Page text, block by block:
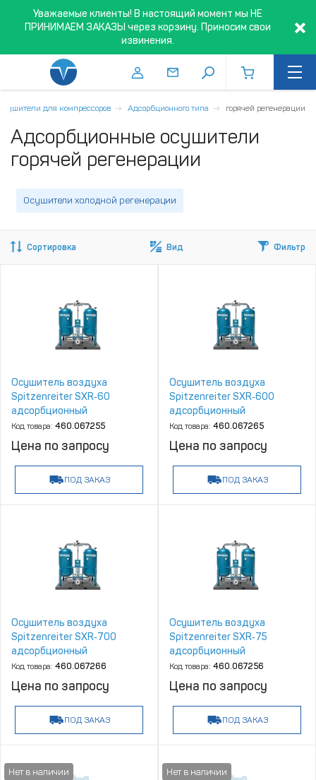
Уважаемые клиенты! В настоящий момент мы НЕ
ПРИНИМАЕМ ЗАКАЗЫ через корзину. Приносим свои
извинения.
для компрессоров Адсорбционного типа горячей регенерации
Адсорбционные осушители
горячей регенерации
Осушители холодной регенерации
Сортировка Вид Фильтр
Осушитель воздуха
Spitzenreiter SXR‑60
адсорбционный
Код товара: 460.067255
Цена по запросу
ПОД ЗАКАЗ
Осушитель воздуха
Spitzenreiter SXR‑600
адсорбционный
Код товара: 460.067265
Цена по запросу
ПОД ЗАКАЗ
Осушитель воздуха
Spitzenreiter SXR‑700
адсорбционный
Код товара: 460.067266
Цена по запросу
ПОД ЗАКАЗ
Осушитель воздуха
Spitzenreiter SXR‑75
адсорбционный
Код товара: 460.067256
Цена по запросу
ПОД ЗАКАЗ